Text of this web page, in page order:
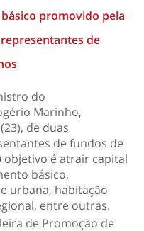
promovido pela
de
do
Marinho,
de duas
de fundos de
é atrair capital
básico,
urbana, habitação
entre outras.
de Promoção de